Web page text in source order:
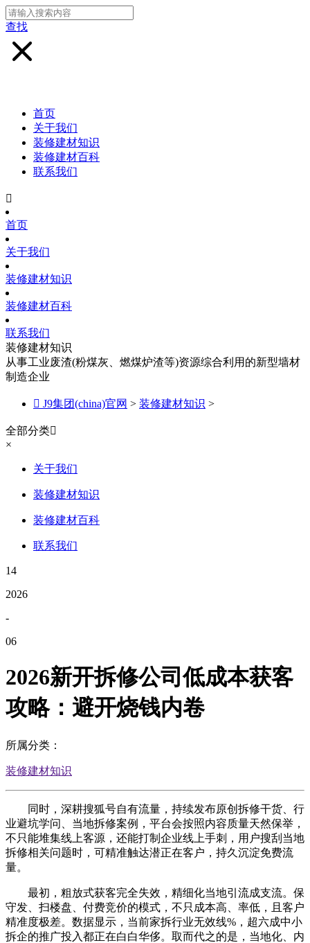
查找
首页
关于我们
装修建材知识
装修建材百科
联系我们

首页
关于我们
装修建材知识
装修建材百科
联系我们
装修建材知识
从事工业废渣(粉煤灰、燃煤炉渣等)资源综合利用的新型墙材
制造企业
 J9集团(china)官网 > 装修建材知识 >
全部分类
×
关于我们
装修建材知识
装修建材百科
联系我们
14
2026
-
06
2026新开拆修公司低成本获客
攻略：避开烧钱内卷
所属分类：
装修建材知识
同时，深耕搜狐号自有流量，持续发布原创拆修干货、行
业避坑学问、当地拆修案例，平台会按照内容质量天然保举，
不只能堆集线上客源，还能打制企业线上手刺，用户搜刮当地
拆修相关问题时，可精准触达潜正在客户，持久沉淀免费流
量。
最初，粗放式获客完全失效，精细化当地引流成支流。保
守发、扫楼盘、付费竞价的模式，不只成本高、率低，且客户
精准度极差。数据显示，当前家拆行业无效线%，超六成中小
拆企的推广投入都正在白白华侈。取而代之的是，当地化、内